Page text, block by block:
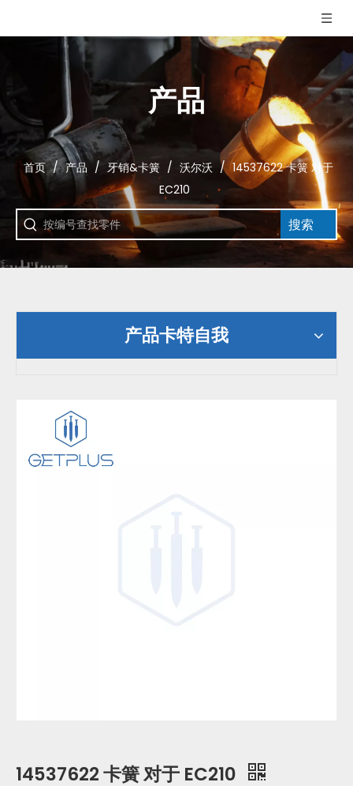
产品
首页 / 产品 / 牙销&卡簧 / 沃尔沃 / 14537622 卡簧 对于
EC210
搜索
产品卡特自我
14537622 卡簧 对于 EC210